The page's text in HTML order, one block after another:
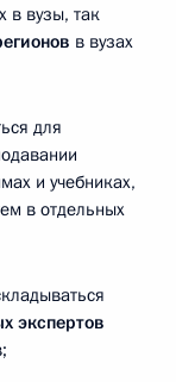
в вузы, так
в вузах
для
и учебниках,
в отдельных
экспертов